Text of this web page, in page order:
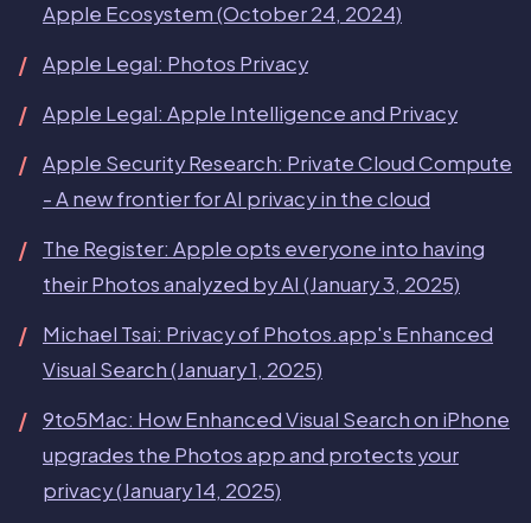
Apple Ecosystem (October 24, 2024)
Apple Legal: Photos Privacy
Apple Legal: Apple Intelligence and Privacy
Apple Security Research: Private Cloud Compute
- A new frontier for AI privacy in the cloud
The Register: Apple opts everyone into having
their Photos analyzed by AI (January 3, 2025)
Michael Tsai: Privacy of Photos.app's Enhanced
Visual Search (January 1, 2025)
9to5Mac: How Enhanced Visual Search on iPhone
upgrades the Photos app and protects your
privacy (January 14, 2025)